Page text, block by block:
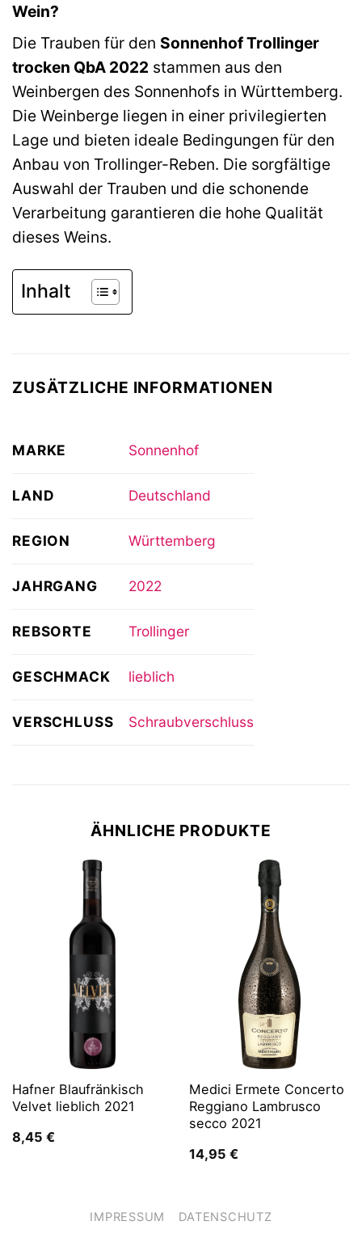
Wein?
Die Trauben für den Sonnenhof Trollinger
trocken QbA 2022 stammen aus den
Weinbergen des Sonnenhofs in Württemberg.
Die Weinberge liegen in einer privilegierten
Lage und bieten ideale Bedingungen für den
Anbau von Trollinger-Reben. Die sorgfältige
Auswahl der Trauben und die schonende
Verarbeitung garantieren die hohe Qualität
dieses Weins.
Inhalt
ZUSÄTZLICHE INFORMATIONEN
MARKE Sonnenhof
LAND Deutschland
REGION Württemberg
JAHRGANG 2022
REBSORTE Trollinger
GESCHMACK lieblich
VERSCHLUSS Schraubverschluss
ÄHNLICHE PRODUKTE
Hafner Blaufränkisch
Velvet lieblich 2021
8,45 €
Medici Ermete Concerto
Reggiano Lambrusco
secco 2021
14,95 €
IMPRESSUM DATENSCHUTZ